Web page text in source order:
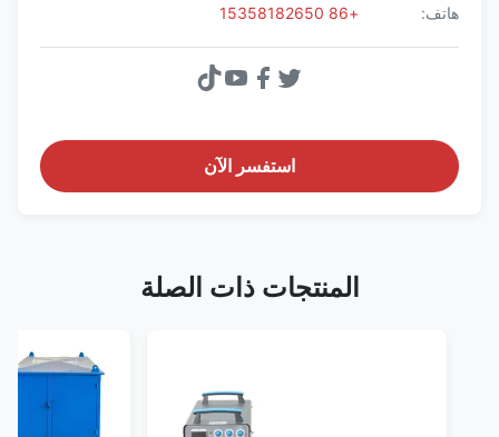
هاتف: +86 15358182650
استفسر الآن
المنتجات ذات الصلة